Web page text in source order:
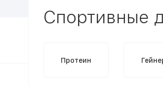
Спортивные
Протеин